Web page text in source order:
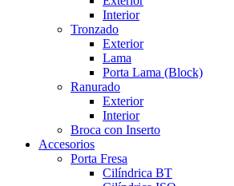
Interior
Tronzado
Exterior
Lama
Porta Lama (Block)
Ranurado
Exterior
Interior
Broca con Inserto
Accesorios
Porta Fresa
Cilíndrica BT